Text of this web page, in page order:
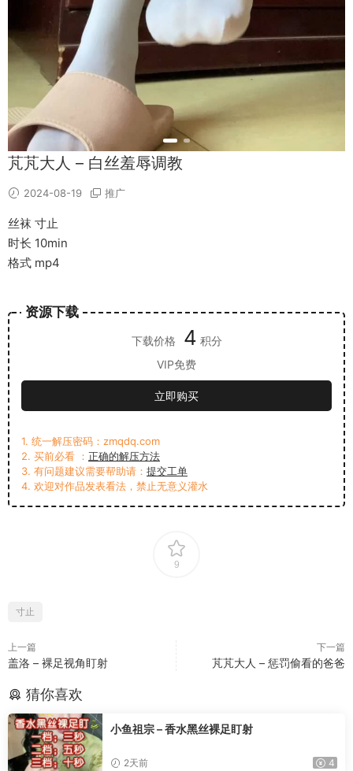
芃芃大人 – 白丝羞辱调教
2024-08-19 推广
丝袜 寸止
时长 10min
格式 mp4
资源下载
下载价格 4 积分
VIP免费
立即购买
1. 统一解压密码：zmqdq.com
2. 买前必看 ： 正确的解压方法
3. 有问题建议需要帮助请： 提交工单
4. 欢迎对作品发表看法，禁止无意义灌水
9
寸止
上一篇
盖洛 – 裸足视角盯射
下一篇
芃芃大人 – 惩罚偷看的爸爸
猜你喜欢
小鱼祖宗 – 香水黑丝裸足盯射
2天前 4